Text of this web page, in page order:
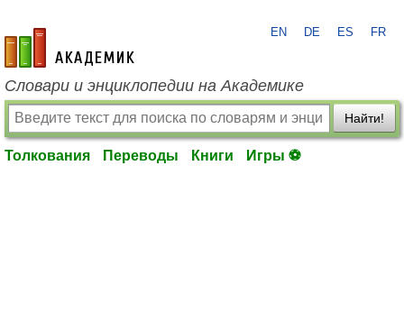
academic.ru
EN DE ES FR
Словари и энциклопедии на Академике
Найти!
Толкования Переводы Книги Игры ⚽